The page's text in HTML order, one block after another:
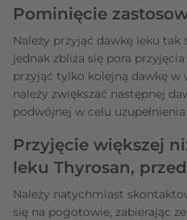
Pominięcie
Należy przyjąć dawkę leku tak
jednak zbliża się pora
przyjąć tylko kolejną dawkę w
należy zwiększać następnej
podwójnej w celu
Przyjęcie większej
leku Thyrosan,
Należy natychmiast
się na pogotowie, zabierając